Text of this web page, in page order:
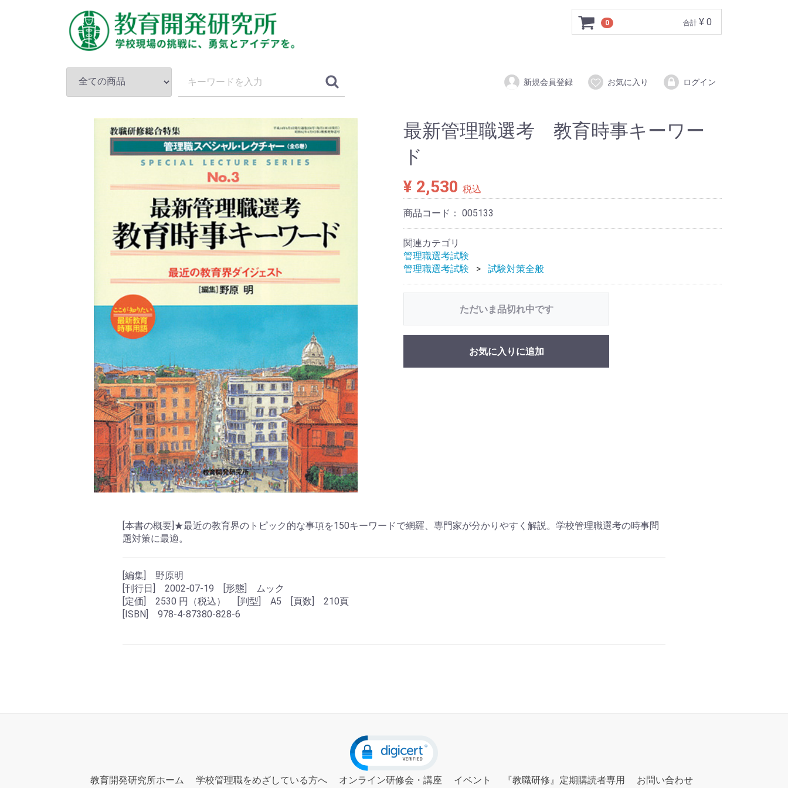
0 合計 ¥ 0
新規会員登録 お気に入り ログイン
最新管理職選考 教育時事キーワー
ド
¥ 2,530 税込
商品コード： 005133
関連カテゴリ
管理職選考試験
管理職選考試験
試験対策全般
ただいま品切れ中です
お気に入りに追加
[本書の概要]★最近の教育界のトピック的な事項を150キーワードで網羅、専門家が分かりやすく解説。学校管理職選考の時事問
題対策に最適。
[編集] 野原明
[刊行日] 2002-07-19 [形態] ムック
[定価] 2530 円（税込） [判型] A5 [頁数] 210頁
[ISBN] 978-4-87380-828-6
教育開発研究所ホーム 学校管理職をめざしている方へ オンライン研修会・講座 イベント 『教職研修』定期購読者専用 お問い合わせ